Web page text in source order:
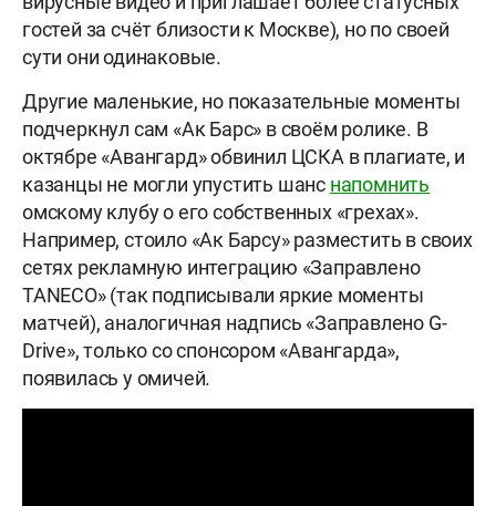
гостей за счёт близости к Москве), но по своей
сути они одинаковые.
Другие маленькие, но показательные моменты
подчеркнул сам «Ак Барс» в своём ролике. В
октябре «Авангард» обвинил ЦСКА в плагиате, и
казанцы не могли упустить шанс напомнить
омскому клубу о его собственных «грехах».
Например, стоило «Ак Барсу» разместить в своих
сетях рекламную интеграцию «Заправлено
TANECO» (так подписывали яркие моменты
матчей), аналогичная надпись «Заправлено G-
Drive», только со спонсором «Авангарда»,
появилась у омичей.